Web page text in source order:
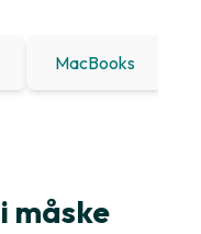
MacBooks
måske